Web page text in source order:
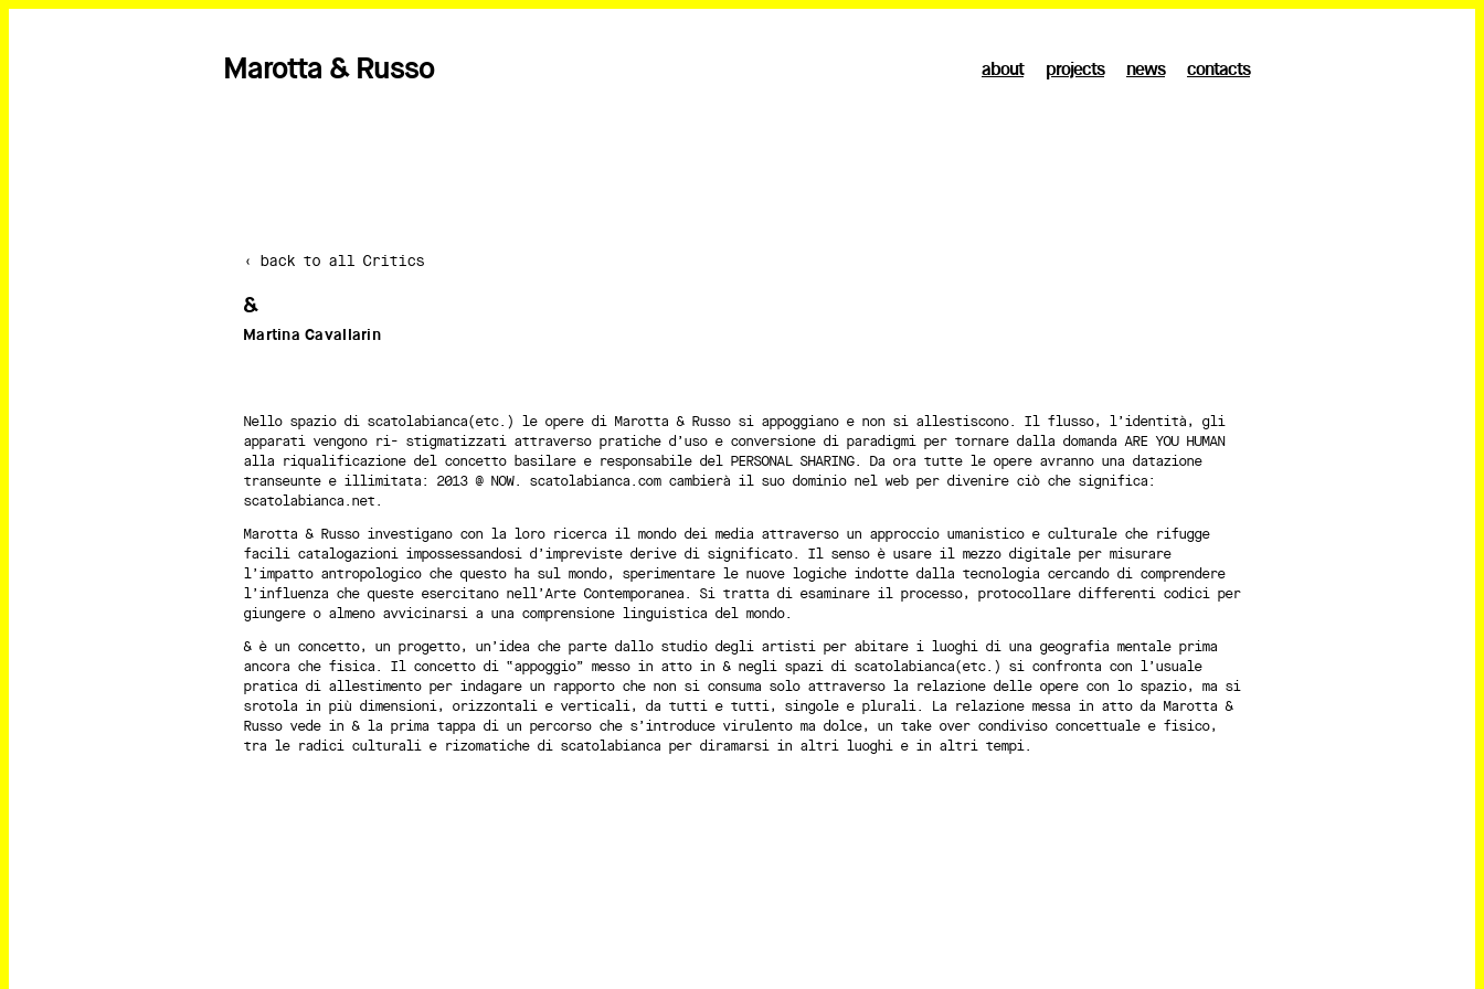
Marotta & Russo about projects news contacts
‹ back to all Critics
&
Martina Cavallarin
Nello spazio di scatolabianca(etc.) le opere di Marotta & Russo si appoggiano e non si allestiscono. Il flusso, l’identità, gli
apparati vengono ri- stigmatizzati attraverso pratiche d’uso e conversione di paradigmi per tornare dalla domanda ARE YOU HUMAN
alla riqualificazione del concetto basilare e responsabile del PERSONAL SHARING. Da ora tutte le opere avranno una datazione
transeunte e illimitata: 2013 @ NOW. scatolabianca.com cambierà il suo dominio nel web per divenire ciò che significa:
scatolabianca.net.
Marotta & Russo investigano con la loro ricerca il mondo dei media attraverso un approccio umanistico e culturale che rifugge
facili catalogazioni impossessandosi d’impreviste derive di significato. Il senso è usare il mezzo digitale per misurare
l’impatto antropologico che questo ha sul mondo, sperimentare le nuove logiche indotte dalla tecnologia cercando di comprendere
l’influenza che queste esercitano nell’Arte Contemporanea. Si tratta di esaminare il processo, protocollare differenti codici per
giungere o almeno avvicinarsi a una comprensione linguistica del mondo.
& è un concetto, un progetto, un’idea che parte dallo studio degli artisti per abitare i luoghi di una geografia mentale prima
ancora che fisica. Il concetto di “appoggio” messo in atto in & negli spazi di scatolabianca(etc.) si confronta con l’usuale
pratica di allestimento per indagare un rapporto che non si consuma solo attraverso la relazione delle opere con lo spazio, ma si
srotola in più dimensioni, orizzontali e verticali, da tutti e tutti, singole e plurali. La relazione messa in atto da Marotta &
Russo vede in & la prima tappa di un percorso che s’introduce virulento ma dolce, un take over condiviso concettuale e fisico,
tra le radici culturali e rizomatiche di scatolabianca per diramarsi in altri luoghi e in altri tempi.